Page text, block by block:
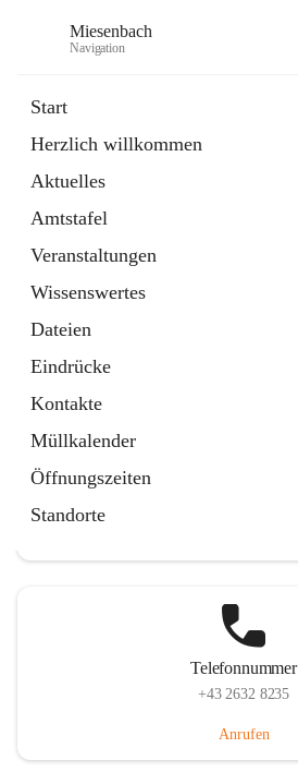
Miesenbach
Navigation
Start
Herzlich willkommen
Aktuelles
Amtstafel
Veranstaltungen
Wissenswertes
Dateien
Eindrücke
Kontakte
Müllkalender
Öffnungszeiten
Standorte
Externe Webseite
in
Tab
Region Schneebergland
Externe Webseite
öffnet
in
neuem
Tab
Telefonnummer
+43 2632 8235
Anrufen